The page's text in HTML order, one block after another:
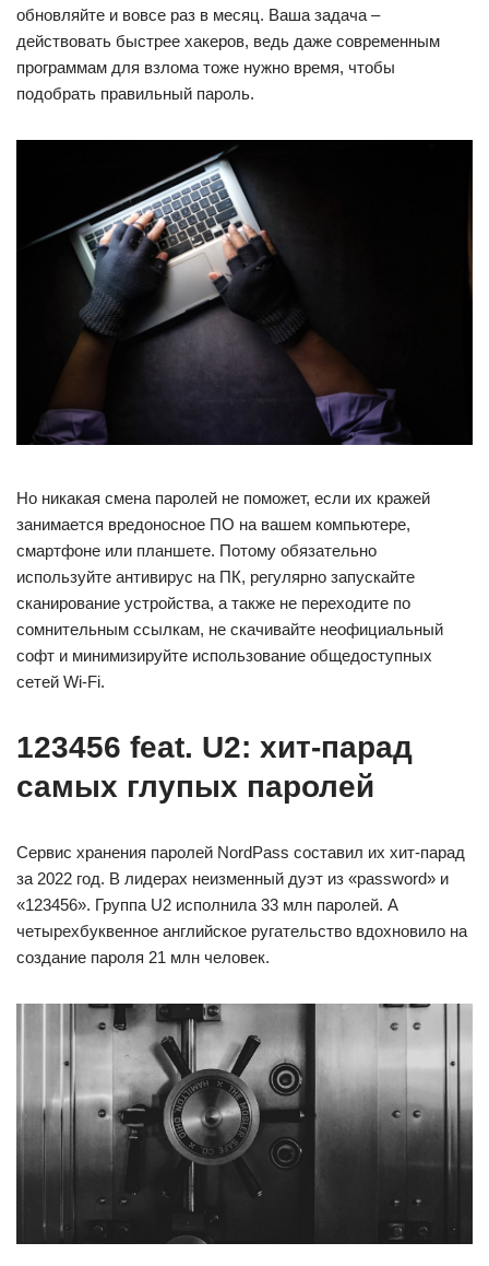
обновляйте и вовсе раз в месяц. Ваша задача –
действовать быстрее хакеров, ведь даже современным
программам для взлома тоже нужно время, чтобы
подобрать правильный пароль.
Но никакая смена паролей не поможет, если их кражей
занимается вредоносное ПО на вашем компьютере,
смартфоне или планшете. Потому обязательно
используйте антивирус на ПК, регулярно запускайте
сканирование устройства, а также не переходите по
сомнительным ссылкам, не скачивайте неофициальный
софт и минимизируйте использование общедоступных
сетей Wi-Fi.
123456 feat. U2: хит-парад
самых глупых паролей
Сервис хранения паролей NordPass составил их хит-парад
за 2022 год. В лидерах неизменный дуэт из «password» и
«123456». Группа U2 исполнила 33 млн паролей. А
четырехбуквенное английское ругательство вдохновило на
создание пароля 21 млн человек.